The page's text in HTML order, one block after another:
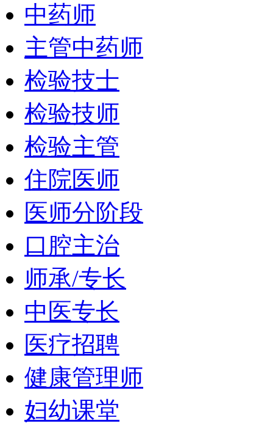
中药师
主管中药师
检验技士
检验技师
检验主管
住院医师
医师分阶段
口腔主治
师承/专长
中医专长
医疗招聘
健康管理师
妇幼课堂